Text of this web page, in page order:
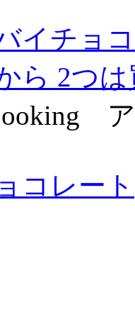
イチョ
ら 2つ
コレート